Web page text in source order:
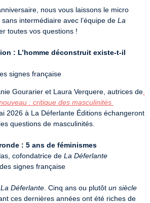
nous vous laissons le micro
intermédiaire avec l’équipe de La
toutes vos questions !
: L’homme déconstruit existe-t-il
signes française
Gourarier et Laura Verquere, autrices de
: critique des masculinités
2026 à La Déferlante Éditions échangeront
questions de masculinités.
: 5 ans de féminismes
cofondatrice de La Déferlante
signes française
La Déferlante . Cinq ans ou plutôt un siècle
ces dernières années ont été riches de